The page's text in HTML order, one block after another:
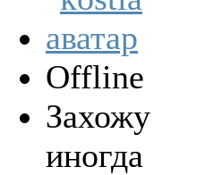
Offline
Захожу
иногда